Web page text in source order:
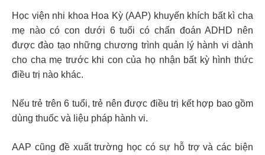
Học viện nhi khoa Hoa Kỳ (AAP) khuyến khích bất kì cha
mẹ nào có con dưới 6 tuổi có chẩn đoán ADHD nên
được đào tạo những chương trình quản lý hành vi dành
cho cha mẹ trước khi con của họ nhận bất kỳ hình thức
điều trị nào khác.
Nếu trẻ trên 6 tuổi, trẻ nên được điều trị kết hợp bao gồm
dùng thuốc và liệu pháp hành vi.
AAP cũng đề xuất trường học có sự hỗ trợ và các biện